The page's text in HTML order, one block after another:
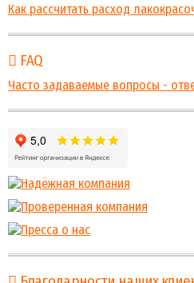
Как рассчитать расход
FAQ
Часто задаваемые вопросы -